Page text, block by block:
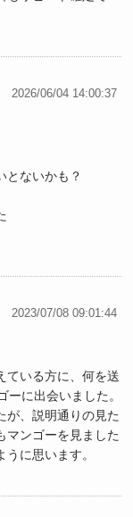
2026/06/04 14:00:37
とないかも？
2023/07/08 09:01:44
ている方に、何を送
に出会いました。
が、説明通りの見た
マンゴーを見ました
に思います。